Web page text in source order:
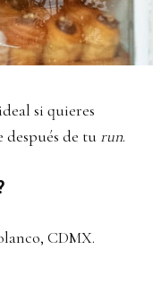
si quieres
de tu run.
CDMX.